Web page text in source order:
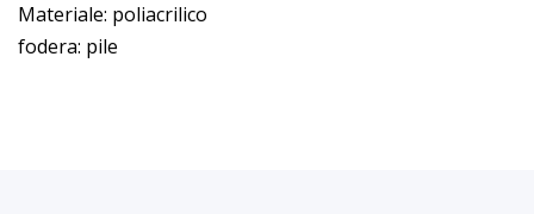
Materiale: poliacrilico
fodera: pile